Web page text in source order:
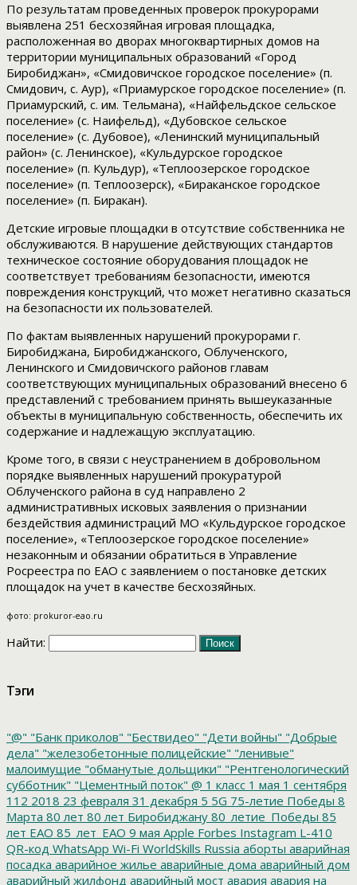
По результатам проведенных проверок прокурорами
выявлена 251 бесхозяйная игровая площадка,
расположенная во дворах многоквартирных домов на
территории муниципальных образований «Город
Биробиджан», «Смидовичское городское поселение» (п.
Смидович, с. Аур), «Приамурское городское поселение» (п.
Приамурский, с. им. Тельмана), «Найфельдское сельское
поселение» (с. Наифельд), «Дубовское сельское
поселение» (с. Дубовое), «Ленинский муниципальный
район» (с. Ленинское), «Кульдурское городское
поселение» (п. Кульдур), «Теплоозерское городское
поселение» (п. Теплоозерск), «Бираканское городское
поселение» (п. Биракан).
Детские игровые площадки в отсутствие собственника не
обслуживаются. В нарушение действующих стандартов
техническое состояние оборудования площадок не
соответствует требованиям безопасности, имеются
повреждения конструкций, что может негативно сказаться
на безопасности их пользователей.
По фактам выявленных нарушений прокурорами г.
Биробиджана, Биробиджанского, Облученского,
Ленинского и Смидовичского районов главам
соответствующих муниципальных образований внесено 6
представлений с требованием принять вышеуказанные
объекты в муниципальную собственность, обеспечить их
содержание и надлежащую эксплуатацию.
Кроме того, в связи с неустранением в добровольном
порядке выявленных нарушений прокуратурой
Облученского района в суд направлено 2
административных исковых заявления о признании
бездействия администраций МО «Кульдурское городское
поселение», «Теплоозерское городское поселение»
незаконным и обязании обратиться в Управление
Росреестра по ЕАО с заявлением о постановке детских
площадок на учет в качестве бесхозяйных.
фото: prokuror-eao.ru
Найти:
Тэги
"@" "Банк приколов" "Бествидео" "Дети войны" "Добрые
дела" "железобетонные полицейские" "ленивые"
малоимущие "обманутые дольщики" "Рентгенологический
субботник" "Цементный поток" @ 1 класс 1 мая 1 сентября
112 2018 23 февраля 31 декабря 5 5G 75-летие Победы 8
Марта 80 лет 80 лет Биробиджану 80_летие_Победы 85
лет ЕАО 85_лет_ЕАО 9 мая Apple Forbes Instagram L-410
QR-код WhatsApp Wi-Fi WorldSkills Russia аборты аварийная
посадка аварийное жилье аварийные дома аварийный дом
аварийный жилфонд аварийный мост авария авария на